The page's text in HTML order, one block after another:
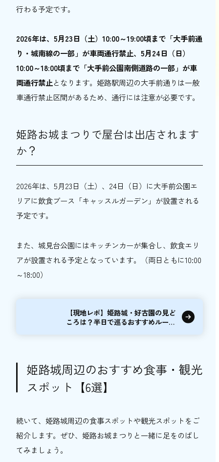
行わる予定です。
2026年は、5月23日（土）10:00～19:00頃まで「大手前通
り・城南線の一部」が車両通行禁止、5月24日（日）
10:00～18:00頃まで「大手前公園南側道路の一部」が車
両通行禁止となります。姫路駅周辺の大手前通りは一般
車通行禁止区間があるため、通行には注意が必要です。
姫路お城まつりで屋台は出店されます
か？
2026年は、5月23日（土）、24日（日）に大手前公園エ
リアに飲食ブース「キャッスルガーデン」が設置される
予定です。
また、城見台公園にはキッチンカーが集合し、飲食エリ
アが設置される予定となっています。（両日ともに10:00
～18:00）
【現地レポ】姫路城・好古園の見ど
ころは？半日で巡るおすすめルート
姫路城周辺のおすすめ食事・観光
スポット【6選】
続いて、姫路城周辺の食事スポットや観光スポットをご
紹介します。ぜひ、姫路お城まつりと一緒に足をのばし
てみましょう。